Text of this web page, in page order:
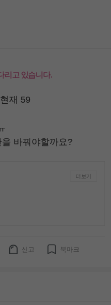
리고 있습니다.
재 59
바꿔야할까요?
더보기
신고 북마크